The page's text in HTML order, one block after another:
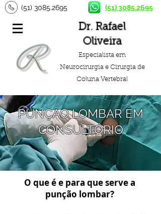
Dr. Rafael
Oliveira
Especialista em
Neurocirurgia e Cirurgia de
Coluna Vertebral
(51) 3085.2695 (51) 3085.2695
PUNÇÃO LOMBAR EM
CONSULTÓRIO
O que é e para que serve a
punção lombar?